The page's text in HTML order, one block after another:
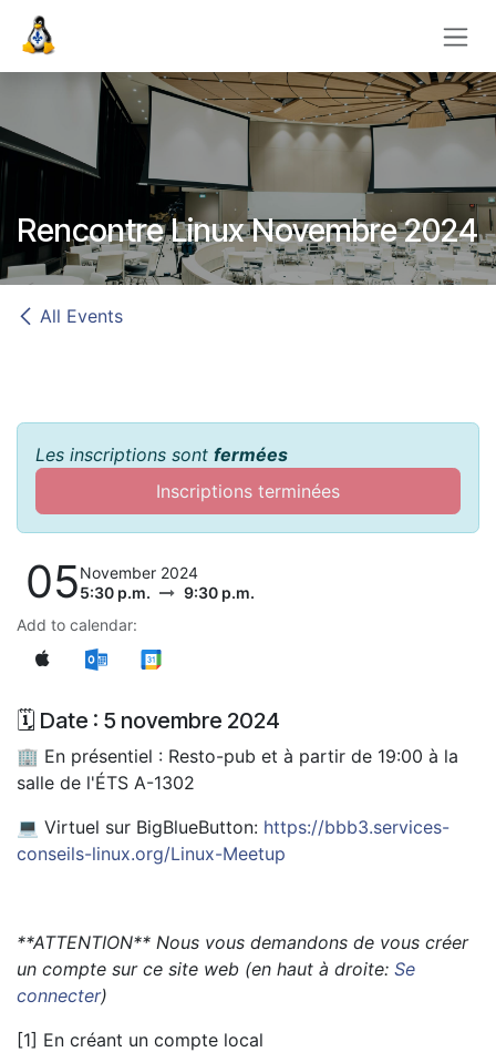
Skip to Content
Rencontre Linux Novembre 2024
All Events
Les inscriptions sont fermées
Inscriptions terminées
05November 2024
5:30 p.m.
9:30 p.m.
Add to calendar:
🗓️ Date : 5 novembre 2024
🏢 En présentiel : Resto-pub et à partir de 19:00 à la
salle de l'ÉTS A-1302
💻 Virtuel sur BigBlueButton: https://bbb3.services-
conseils-linux.org/Linux-Meetup
**ATTENTION** Nous vous demandons de vous créer
un compte sur ce site web (en haut à droite: Se
connecter)
[1] En créant un compte local